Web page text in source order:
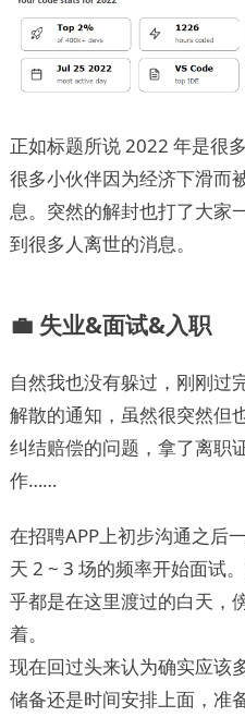
正如标题所说 2022 年是很
很多小伙伴因为经济下滑而
息。突然的解封也打了大家
到很多人离世的消息。
💼 失业&面试&入职
自然我也没有躲过，刚刚过
解散的通知，虽然很突然但
纠结赔偿的问题，拿了离职
作……
在招聘APP上初步沟通之后
天 2 ~ 3 场的频率开始面试
乎都是在这里渡过的白天，
着。
现在回过头来认为确实应该
储备还是时间安排上面，准